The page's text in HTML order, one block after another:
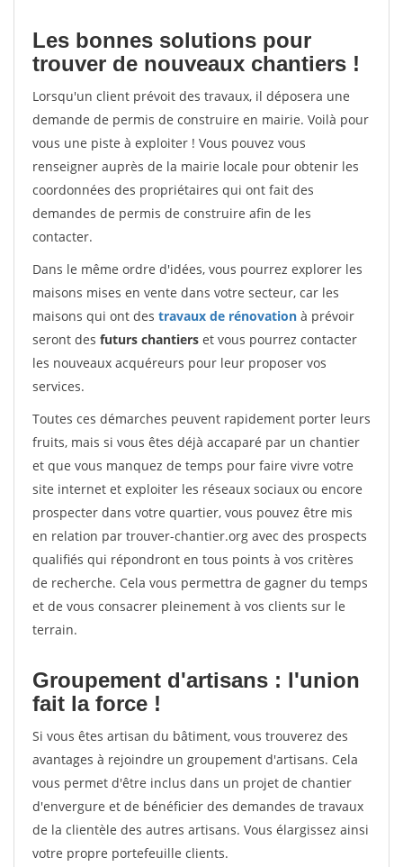
Les bonnes solutions pour
trouver de nouveaux chantiers !
Lorsqu'un client prévoit des travaux, il déposera une
demande de permis de construire en mairie. Voilà pour
vous une piste à exploiter ! Vous pouvez vous
renseigner auprès de la mairie locale pour obtenir les
coordonnées des propriétaires qui ont fait des
demandes de permis de construire afin de les
contacter.
Dans le même ordre d'idées, vous pourrez explorer les
maisons mises en vente dans votre secteur, car les
maisons qui ont des travaux de rénovation à prévoir
seront des futurs chantiers et vous pourrez contacter
les nouveaux acquéreurs pour leur proposer vos
services.
Toutes ces démarches peuvent rapidement porter leurs
fruits, mais si vous êtes déjà accaparé par un chantier
et que vous manquez de temps pour faire vivre votre
site internet et exploiter les réseaux sociaux ou encore
prospecter dans votre quartier, vous pouvez être mis
en relation par trouver-chantier.org avec des prospects
qualifiés qui répondront en tous points à vos critères
de recherche. Cela vous permettra de gagner du temps
et de vous consacrer pleinement à vos clients sur le
terrain.
Groupement d'artisans : l'union
fait la force !
Si vous êtes artisan du bâtiment, vous trouverez des
avantages à rejoindre un groupement d'artisans. Cela
vous permet d'être inclus dans un projet de chantier
d'envergure et de bénéficier des demandes de travaux
de la clientèle des autres artisans. Vous élargissez ainsi
votre propre portefeuille clients.